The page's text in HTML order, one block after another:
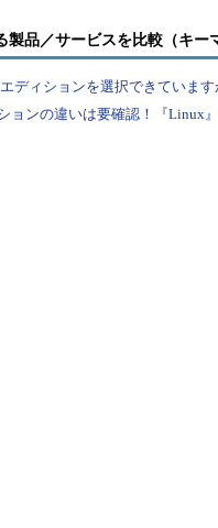
製品／サービスを比較（キー
ディションを選択できていま
ョンの違いは要確認！『Linux